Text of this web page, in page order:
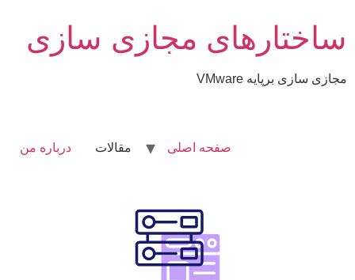
ساختارهای مجازی سازی
مجازی سازی برپایه VMware
صفحه اصلی مقالات درباره من